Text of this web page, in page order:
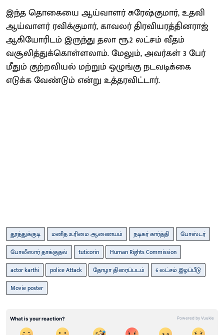
இந்த தொகையை ஆய்வாளர் சுரேஷ்குமார், உதவி
ஆய்வாளர் ரவிக்குமார், காவலர் திரவியரத்தினராஜ்
ஆகியோரிடம் இருந்து தலா ரூ.2 லட்சம் வீதம்
வசூலித்துக்கொள்ளலாம். மேலும், அவர்கள் 3 பேர்
மீதும் குற்றவியல் மற்றும் ஒழுங்கு நடவடிக்கை
எடுக்க வேண்டும் என்று உத்தரவிட்டார்.
தூத்துக்குடி மனித உரிமை ஆணையம் நடிகர் கார்த்தி
போஸ்டர்
போலீஸார் தாக்குதல்
tuticorin
Human Rights Commission
actor karthi
police Attack தோழா திரைப்படம்
6 லட்சம் இழப்பீடு
Movie poster